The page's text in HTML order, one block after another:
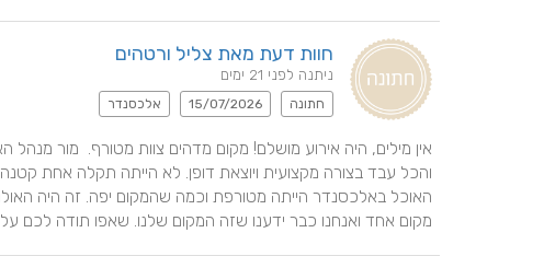
חוות דעת מאת צליל ורטהים
ניתנה לפני 21 ימים
חתונה 15/07/2026 אלכסנדר
מקום אחד ואנחנו כבר ידענו שזה המקום שלנו. שאפו תודה לכם